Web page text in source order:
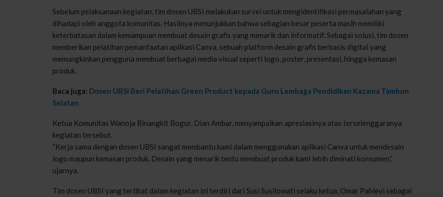
Sebelum pelaksanaan kegiatan, tim dosen UBSI melakukan survei untuk mengidentifikasi permasalahan yang
dihadapi oleh anggota komunitas. Hasilnya menunjukkan bahwa sebagian besar peserta masih memiliki
keterbatasan dalam kemampuan membuat desain grafis yang menarik dan informatif. Sebagai solusi, tim dosen
memberikan pelatihan pemanfaatan aplikasi Canva, sebuah platform desain grafis berbasis digital yang
memungkinkan pengguna membuat berbagai media visual seperti logo, poster, presentasi, hingga kemasan
produk.
Baca juga: Dosen UBSI Beri Pelatihan Green Product kepada Guru Lembaga Pendidikan Kazama Tambun
Selatan
Ketua Komunitas Wanoja Binangkit Bogor, Dian Ambar, menyampaikan apresiasinya atas terselenggaranya
kegiatan tersebut.
“Kerja sama dengan dosen UBSI sangat membantu kami dalam menggunakan aplikasi Canva untuk mendesain
logo maupun kemasan produk. Desain yang menarik tentu membuat produk kami lebih diminati konsumen,”
ujarnya.
Tim dosen UBSI yang terlibat dalam kegiatan ini terdiri dari Susi Susilowati selaku ketua, Omar Pahlevi sebagai